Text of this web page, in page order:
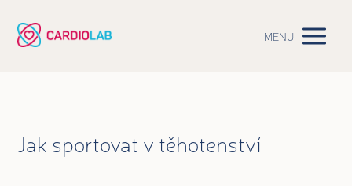
MENU
Jak sportovat v těhotenství